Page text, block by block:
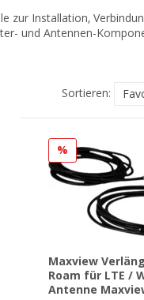
zur Installation,
und Antennen-
Sortieren:
%
Maxview
Roam für LTE /
Antenne